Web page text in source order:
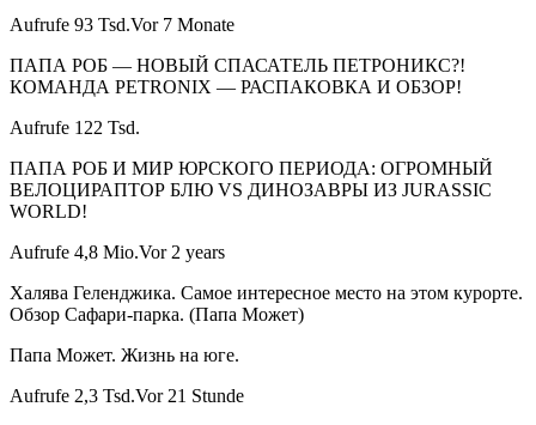
Aufrufe 93 Tsd.Vor 7 Monate
ПАПА РОБ — НОВЫЙ СПАСАТЕЛЬ ПЕТРОНИКС?!
КОМАНДА PETRONIX — РАСПАКОВКА И ОБЗОР!
Aufrufe 122 Tsd.
ПАПА РОБ И МИР ЮРСКОГО ПЕРИОДА: ОГРОМНЫЙ
ВЕЛОЦИРАПТОР БЛЮ VS ДИНОЗАВРЫ ИЗ JURASSIC
WORLD!
Aufrufe 4,8 Mio.Vor 2 years
Халява Геленджика. Самое интересное место на этом курорте.
Обзор Сафари-парка. (Папа Может)
Папа Может. Жизнь на юге.
Aufrufe 2,3 Tsd.Vor 21 Stunde